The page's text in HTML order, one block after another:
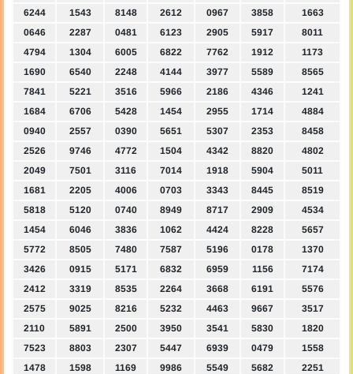
6244
1543 8148 2612 0967 3858
1663
0646
2287 0481 6123 2905 5917
8011
4794
1304 6005 6822 7762 1912
1173
1690
6540 2248 4144 3977 5589
8565
7841
5221 3516 5966 2186 4346
1241
1684
6706 5428 1454 2955 1714
4884
0940
2557 0390 5651 5307 2353
8458
2526
9746 4772 1504 4342 8820
4802
2049
7501 3116 7014 1918 5904
5011
1681
2205 4006 0703 3343 8445
8519
5818
5120 0740 8949 8717 2909
4534
1454
6046 3836 1062 4424 8228
5657
5772
8505 7480 7587 5196 0178
1370
3426
0915 5171 6832 6959 1156
7174
2412
3319 8535 2264 3668 6191
5576
2575
9025 8216 5232 4463 9667
3517
2110
5891 2500 3950 3541 5830
1820
7523
8803 2307 5447 6939 0479
1558
1478
1598 1169 9986 5549 5682
2251